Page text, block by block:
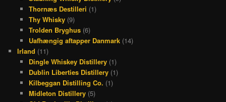
Thornæs Destilleri (1)
Thy Whisky(9)
Trolden Bryghus(6)
Uafhængig aftapper Danmark(14)
Irland (11)
Dingle Whiskey Distillery(1)
Dublin Liberties Distillery(1)
Kilbeggan Distilling Co. (1)
Midleton Distillery(5)